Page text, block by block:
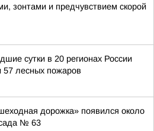
зонтами и предчувствием скорой
сутки в 20 регионах России
57 лесных пожаров
дорожка» появился около
сада № 63